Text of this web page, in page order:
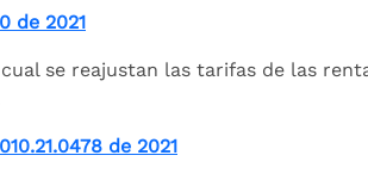
de 2021
se reajustan las tarifas de las
de 2021